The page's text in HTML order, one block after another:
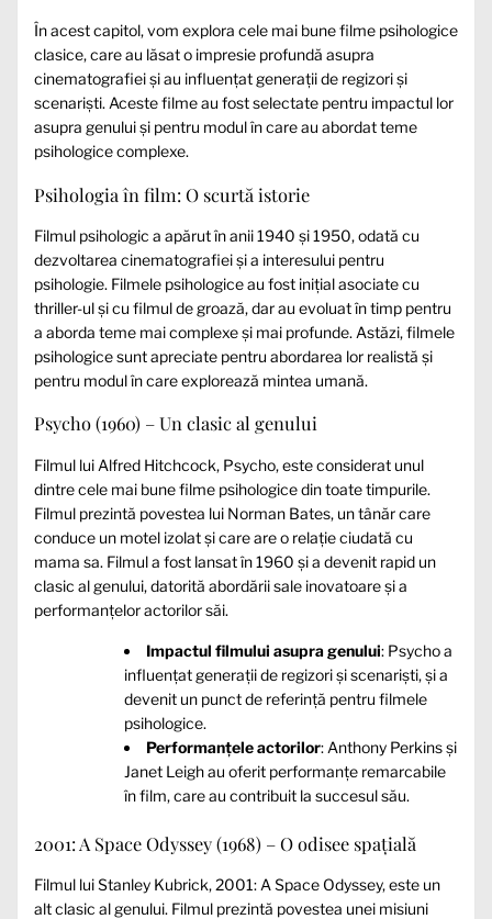
În acest capitol, vom explora cele mai bune filme psihologice
clasice, care au lăsat o impresie profundă asupra
cinematografiei și au influențat generații de regizori și
scenariști. Aceste filme au fost selectate pentru impactul lor
asupra genului și pentru modul în care au abordat teme
psihologice complexe.
Psihologia în film: O scurtă istorie
Filmul psihologic a apărut în anii 1940 și 1950, odată cu
dezvoltarea cinematografiei și a interesului pentru
psihologie. Filmele psihologice au fost inițial asociate cu
thriller-ul și cu filmul de groază, dar au evoluat în timp pentru
a aborda teme mai complexe și mai profunde. Astăzi, filmele
psihologice sunt apreciate pentru abordarea lor realistă și
pentru modul în care explorează mintea umană.
Psycho (1960) – Un clasic al genului
Filmul lui Alfred Hitchcock, Psycho, este considerat unul
dintre cele mai bune filme psihologice din toate timpurile.
Filmul prezintă povestea lui Norman Bates, un tânăr care
conduce un motel izolat și care are o relație ciudată cu
mama sa. Filmul a fost lansat în 1960 și a devenit rapid un
clasic al genului, datorită abordării sale inovatoare și a
performanțelor actorilor săi.
Impactul filmului asupra genului: Psycho a
influențat generații de regizori și scenariști, și a
devenit un punct de referință pentru filmele
psihologice.
Performanțele actorilor: Anthony Perkins și
Janet Leigh au oferit performanțe remarcabile
în film, care au contribuit la succesul său.
2001: A Space Odyssey (1968) – O odisee spațială
Filmul lui Stanley Kubrick, 2001: A Space Odyssey, este un
alt clasic al genului. Filmul prezintă povestea unei misiuni